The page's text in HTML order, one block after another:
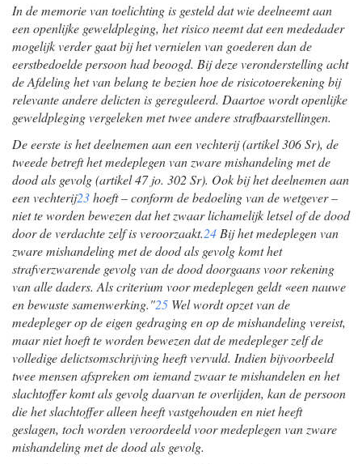
In de memorie van toelichting is gesteld dat wie deelneemt aan
een openlijke geweldpleging, het risico neemt dat een mededader
mogelijk verder gaat bij het vernielen van goederen dan de
eerstbedoelde persoon had beoogd. Bij deze veronderstelling acht
de Afdeling het van belang te bezien hoe de risicotoerekening bij
relevante andere delicten is gereguleerd. Daartoe wordt openlijke
geweldpleging vergeleken met twee andere strafbaarstellingen.
De eerste is het deelnemen aan een vechterij (artikel 306 Sr), de
tweede betreft het medeplegen van zware mishandeling met de
dood als gevolg (artikel 47 jo. 302 Sr). Ook bij het deelnemen aan
een vechterij23hoeft – conform de bedoeling van de wetgever –
niet te worden bewezen dat het zwaar lichamelijk letsel of de dood
door de verdachte zelf is veroorzaakt.24 Bij het medeplegen van
zware mishandeling met de dood als gevolg komt het
strafverzwarende gevolg van de dood doorgaans voor rekening
van alle daders. Als criterium voor medeplegen geldt «een nauwe
en bewuste samenwerking."25 Wel wordt opzet van de
medepleger op de eigen gedraging en op de mishandeling vereist,
maar niet hoeft te worden bewezen dat de medepleger zelf de
volledige delictsomschrijving heeft vervuld. Indien bijvoorbeeld
twee mensen afspreken om iemand zwaar te mishandelen en het
slachtoffer komt als gevolg daarvan te overlijden, kan de persoon
die het slachtoffer alleen heeft vastgehouden en niet heeft
geslagen, toch worden veroordeeld voor medeplegen van zware
mishandeling met de dood als gevolg.